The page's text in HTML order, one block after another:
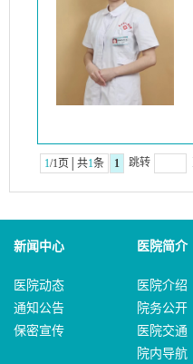
1/1页│共1条 1 跳转
新闻中心 医院简介
医院动态
通知公告
保密宣传
医院介绍
院务公开
医院交通
院内导航